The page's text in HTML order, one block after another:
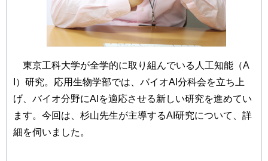
東京工科大学が全学的に取り組んでいる人工知能（A
I）研究。応用生物学部では、バイオAI分科会を立ち上
げ、バイオ分野にAIを適応させる新しい研究を進めてい
ます。今回は、杉山先生が主導するAI研究について、詳
細を伺いました。